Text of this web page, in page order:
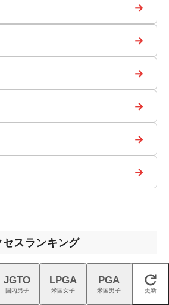
→
→
→
→
→
→
スランキング
桑木志帆の優勝に「もう到達しな
いんじゃないか」 全英帰りの永
閉じる
JGTO
国内男子
LPGA
米国女子
PGA
米国男子 更新